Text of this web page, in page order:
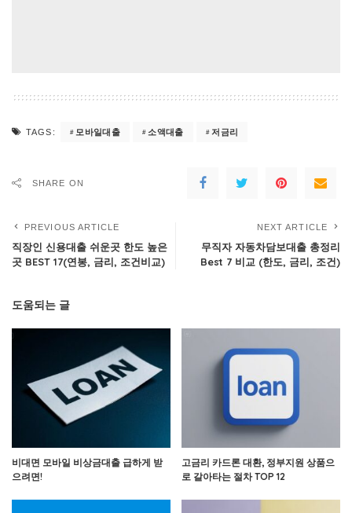
TAGS: 모바일대출 소액대출 저금리
SHARE ON
PREVIOUS ARTICLE
직장인 신용대출 쉬운곳 한도 높은
곳 BEST 17(연봉, 금리, 조건비교)
NEXT ARTICLE
무직자 자동차담보대출 총정리
Best 7 비교 (한도, 금리, 조건)
도움되는 글
비대면 모바일 비상금대출 급하게 받
으려면!
고금리 카드론 대환, 정부지원 상품으
로 갈아타는 절차 TOP 12